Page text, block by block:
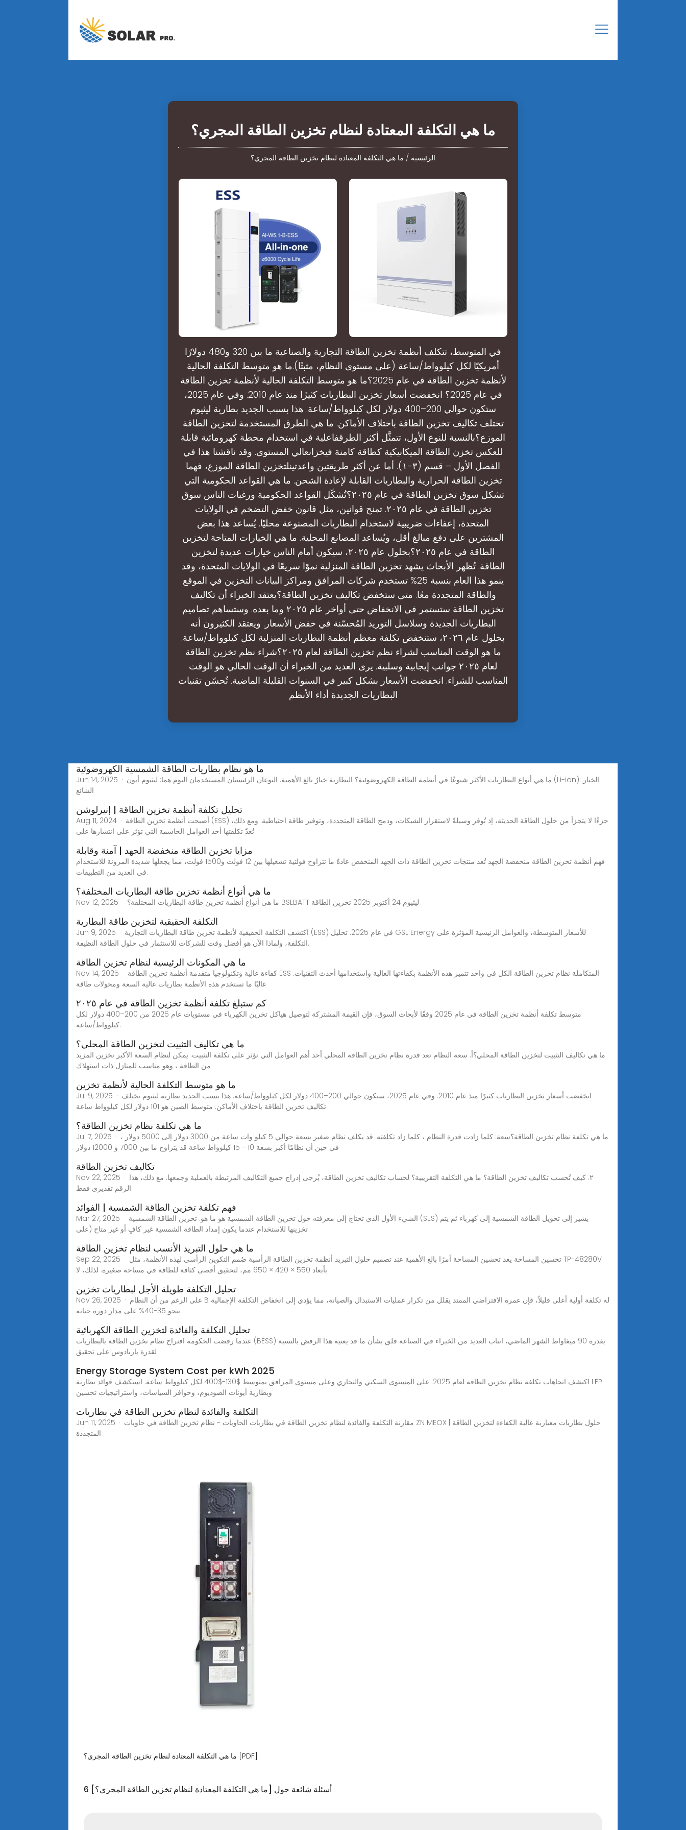
ما هي التكلفة المعتادة لنظام تخزين الطاقة المجري؟
الرئيسية / ما هي التكلفة المعتادة لنظام تخزين الطاقة المجري؟
في المتوسط، تتكلف أنظمة تخزين الطاقة التجارية والصناعية ما بين 320 و480 دولارًا
أمريكيًا لكل كيلوواط/ساعة (على مستوى النظام، مثبتًا).ما هو متوسط التكلفة الحالية
لأنظمة تخزين الطاقة في عام 2025؟ما هو متوسط ​​التكلفة الحالية لأنظمة تخزين الطاقة
في عام 2025؟ انخفضت أسعار تخزين البطاريات كثيرًا منذ عام 2010. وفي عام 2025،
ستكون حوالي 200–400 دولار لكل كيلوواط/ساعة. هذا بسبب الجديد بطارية ليثيوم
تختلف تكاليف تخزين الطاقة باختلاف الأماكن. ما هي الطرق المستخدمة لتخزين الطاقة
الموزع؟بالنسبة للنوع الأول، تتمثَّل أكثر الطرقفاعلية في استخدام محطة كهرومائية قابلة
للعكس تخزن الطاقة الميكانيكية كطاقة كامنة فيخزانعالي المستوى. وقد ناقشنا هذا في
الفصل الأول – قسم (٣-١). أما عن أكثر طريقتين واعدتينلتخزين الطاقة الموزع، فهما
تخزين الطاقة الحرارية والبطاريات القابلة لإعادة الشحن. ما هي القواعد الحكومية التي
تشكل سوق تخزين الطاقة في عام ٢٠٢٥؟تُشكّل القواعد الحكومية ورغبات الناس سوق
تخزين الطاقة في عام ٢٠٢٥. تمنح قوانين، مثل قانون خفض التضخم في الولايات
المتحدة، إعفاءات ضريبية لاستخدام البطاريات المصنوعة محليًا. يُساعد هذا بعض
المشترين على دفع مبالغ أقل، ويُساعد المصانع المحلية. ما هي الخيارات المتاحة لتخزين
الطاقة في عام ٢٠٢٥؟بحلول عام ٢٠٢٥، سيكون أمام الناس خيارات عديدة لتخزين
الطاقة. تُظهر الأبحاث يشهد تخزين الطاقة المنزلية نموًا سريعًا في الولايات المتحدة، وقد
ينمو هذا العام بنسبة 25% تستخدم شركات المرافق ومراكز البيانات التخزين في الموقع
والطاقة المتجددة معًا. متى ستخفض تكاليف تخزين الطاقة؟يعتقد الخبراء أن تكاليف
تخزين الطاقة ستستمر في الانخفاض حتى أواخر عام ٢٠٢٥ وما بعده. وستساهم تصاميم
البطاريات الجديدة وسلاسل التوريد المُحسّنة في خفض الأسعار. ويعتقد الكثيرون أنه
بحلول عام ٢٠٢٦، ستنخفض تكلفة معظم أنظمة البطاريات المنزلية لكل كيلوواط/ساعة.
ما هو الوقت المناسب لشراء نظم تخزين الطاقة لعام ٢٠٢٥؟شراء نظم تخزين الطاقة
لعام ٢٠٢٥ جوانب إيجابية وسلبية. يرى العديد من الخبراء أن الوقت الحالي هو الوقت
المناسب للشراء. انخفضت الأسعار بشكل كبير في السنوات القليلة الماضية. تُحسّن تقنيات
البطاريات الجديدة أداء الأنظم
ما هو نظام بطاريات الطاقة الشمسية الكهروضوئية
Jun 14, 2025 · ما هي أنواع البطاريات الأكثر شيوعًا في أنظمة الطاقة الكهروضوئية؟ البطارية خيارٌ بالغ الأهمية. النوعان الرئيسيان المستخدمان اليوم هما: ليثيوم أيون (Li-ion): الخيار
الشائع
تحليل تكلفة أنظمة تخزين الطاقة | إنيرلوشن
Aug 11, 2024 · أصبحت أنظمة تخزين الطاقة (ESS) جزءًا لا يتجزأ من حلول الطاقة الحديثة، إذ تُوفر وسيلةً لاستقرار الشبكات، ودمج الطاقة المتجددة، وتوفير طاقة احتياطية. ومع ذلك،
تُعدّ تكلفتها أحد العوامل الحاسمة التي تؤثر على انتشارها على
مزايا تخزين الطاقة منخفضة الجهد | آمنة وقابلة
فهم أنظمة تخزين الطاقة منخفضة الجهد تُعد منتجات تخزين الطاقة ذات الجهد المنخفض عادةً ما تتراوح فولتية تشغيلها بين 12 فولت و1500 فولت، مما يجعلها شديدة المرونة للاستخدام
في العديد من التطبيقات.
ما هي أنواع أنظمة تخزين طاقة البطاريات المختلفة؟
Nov 12, 2025 · ما هي أنواع أنظمة تخزين طاقة البطاريات المختلفة؟ BSLBATT ليثيوم 24 أكتوبر 2025 تخزين الطاقة
التكلفة الحقيقية لتخزين طاقة البطارية
Jun 9, 2025 · اكتشف التكلفة الحقيقية لأنظمة تخزين طاقة البطاريات التجارية (ESS) في عام 2025. تحليل GSL Energy للأسعار المتوسطة، والعوامل الرئيسية المؤثرة على
التكلفة، ولماذا الآن هو أفضل وقت للشركات للاستثمار في حلول الطاقة النظيفة.
ما هي المكونات الرئيسية لنظام تخزين الطاقة
Nov 14, 2025 · كفاءة عالية وتكنولوجيا متقدمة أنظمة تخزين الطاقة ESS المتكاملة نظام تخزين الطاقة الكل في واحد تتميز هذه الأنظمة بكفاءتها العالية واستخدامها أحدث التقنيات.
غالبًا ما تستخدم هذه الأنظمة بطاريات عالية السعة ومحولات طاقة
كم ستبلغ تكلفة أنظمة تخزين الطاقة في عام ٢٠٢٥
متوسط تكلفة أنظمة تخزين الطاقة في عام 2025 وفقًا لأبحاث السوق، فإن القيمة المشتركة لتوصيل هياكل تخزين الكهرباء في مستويات عام 2025 من 200–400 دولار لكل
كيلوواط/ساعة.
ما هي تكاليف التثبيت لتخزين الطاقة المحلي؟
ما هي تكاليف التثبيت لتخزين الطاقة المحلي؟أ. سعة النظام تعد قدرة نظام تخزين الطاقة المحلي أحد أهم العوامل التي تؤثر على تكلفة التثبيت. يمكن لنظام السعة الأكبر تخزين المزيد
من الطاقة ، وهو مناسب للمنازل ذات استهلاك
ما هو متوسط التكلفة الحالية لأنظمة تخزين
Jul 9, 2025 · انخفضت أسعار تخزين البطاريات كثيرًا منذ عام 2010. وفي عام 2025، ستكون حوالي 200–400 دولار لكل كيلوواط/ساعة. هذا بسبب الجديد بطارية ليثيوم تختلف
تكاليف تخزين الطاقة باختلاف الأماكن. متوسط الصين هو 101 دولار لكل كيلوواط ساعة
ما هي تكلفة نظام تخزين الطاقة؟
Jul 7, 2025 · ما هي تكلفة نظام تخزين الطاقة؟سعة: كلما زادت قدرة النظام ، كلما زاد تكلفته. قد يكلف نظام صغير بسعة حوالي 5 كيلو وات ساعة من 3000 دولار إلى 5000 دولار ،
في حين أن نظامًا أكبر بسعة 10 - 15 كيلوواط ساعة قد يتراوح ما بين 7000 و 12000 دولار
تكاليف تخزين الطاقة
Nov 22, 2025 · ٢. كيف تُحسب تكاليف تخزين الطاقة؟ ما هي التكلفة التقريبية؟ لحساب تكاليف تخزين الطاقة، يُرجى إدراج جميع التكاليف المرتبطة بالعملية وجمعها. مع ذلك، هذا
الرقم تقديري فقط.
فهم تكلفة تخزين الطاقة الشمسية | الفوائد
Mar 27, 2025 · الشيء الأول الذي تحتاج إلى معرفته حول تخزين الطاقة الشمسية هو ما هو. تخزين الطاقة الشمسية (SES) يشير إلى تحويل الطاقة الشمسية إلى كهرباء ثم يتم
تخزينها للاستخدام عندما يكون إمداد الطاقة الشمسية غير كافٍ أو غير متاح (على
ما هي حلول التبريد الأنسب لنظام تخزين الطاقة
Sep 22, 2025 · تحسين المساحة يعد تحسين المساحة أمرًا بالغ الأهمية عند تصميم حلول التبريد أنظمة تخزين الطاقة الرأسية صُمم التكوين الرأسي لهذه الأنظمة، مثل TP-48280V
بأبعاد 550 × 420 × 650 مم، لتحقيق أقصى كثافة للطاقة في مساحة صغيرة. لذلك، لا
تحليل التكلفة طويلة الأجل لبطاريات تخزين
Nov 26, 2025 · على الرغم من أن النظام B له تكلفة أولية أعلى قليلاً، فإن عمره الافتراضي الممتد يقلل من تكرار عمليات الاستبدال والصيانة، مما يؤدي إلى انخفاض التكلفة الإجمالية
بنحو 35-40% على مدار دورة حياته.
تحليل التكلفة والفائدة لتخزين الطاقة الكهربائية
عندما رفضت الحكومة اقتراح نظام تخزين الطاقة بالبطاريات (BESS) بقدرة 90 ميغاواط الشهر الماضي، انتاب العديد من الخبراء في الصناعة قلق بشأن ما قد يعنيه هذا الرفض بالنسبة
لقدرة باربادوس على تحقيق
Energy Storage System Cost per kWh 2025
اكتشف اتجاهات تكلفة نظام تخزين الطاقة لعام 2025: على المستوى السكني والتجاري وعلى مستوى المرافق بمتوسط $130-$400 لكل كيلوواط ساعة. استكشف فوائد بطارية LFP
وبطارية أيونات الصوديوم، وحوافز السياسات، واستراتيجيات تحسين
التكلفة والفائدة لنظام تخزين الطاقة في بطاريات
Jun 11, 2025 · مقارنة التكلفة والفائدة لنظام تخزين الطاقة في بطاريات الحاويات - نظام تخزين الطاقة في حاويات ZN MEOX | حلول بطاريات معيارية عالية الكفاءة لتخزين الطاقة
المتجددة
ما هي التكلفة المعتادة لنظام تخزين الطاقة المجري؟ [PDF]
6 أسئلة شائعة حول [ما هي التكلفة المعتادة لنظام تخزين الطاقة المجري؟]